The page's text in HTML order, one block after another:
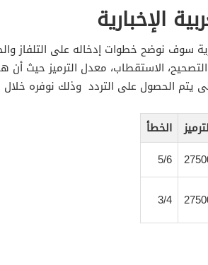
الإخبارية
سوف نوضح خطوات إدخاله على التلفاز
الاستقطاب، معدل الترميز حيث أن
الحصول على التردد وذلك نوفره خلال
الخطأ
5/6
3/4